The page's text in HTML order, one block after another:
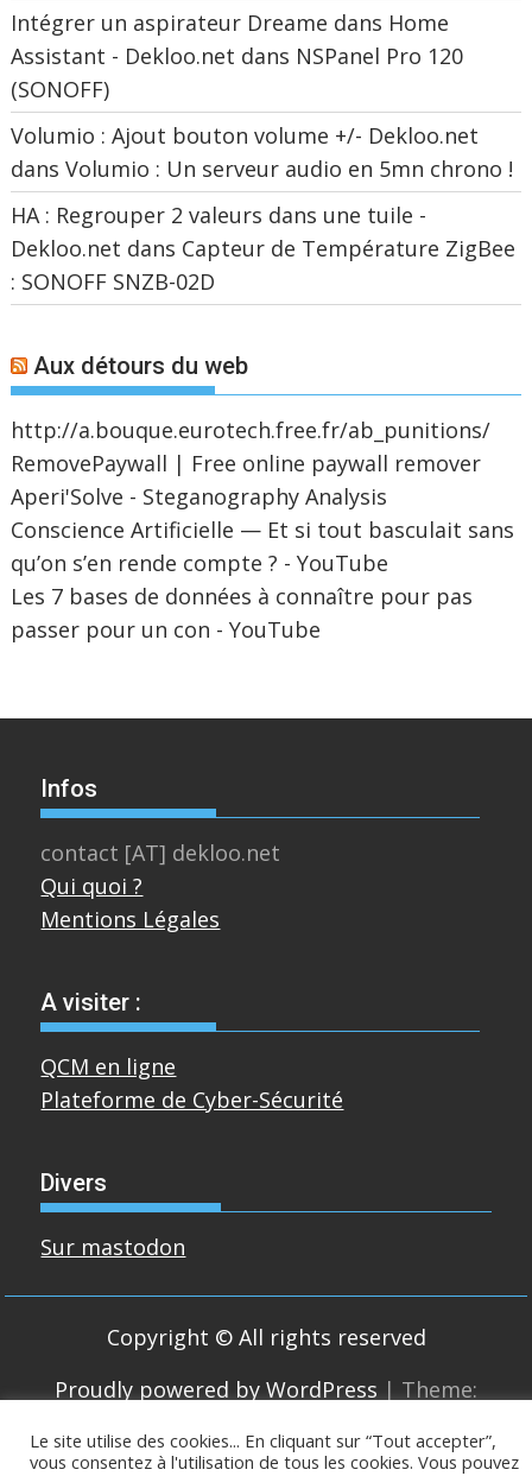
Intégrer un aspirateur Dreame dans Home
Assistant - Dekloo.net dans NSPanel Pro 120
(SONOFF)
Volumio : Ajout bouton volume +/- Dekloo.net
dansVolumio : Un serveur audio en 5mn chrono !
HA : Regrouper 2 valeurs dans une tuile -
Dekloo.net dans Capteur de Température ZigBee
: SONOFF SNZB-02D
Aux détours du web
http://a.bouque.eurotech.free.fr/ab_punitions/
RemovePaywall | Free online paywall remover
Aperi'Solve - Steganography Analysis
Conscience Artificielle — Et si tout basculait sans
qu’on s’en rende compte ? - YouTube
Les 7 bases de données à connaître pour pas
passer pour un con - YouTube
Infos
contact [AT] dekloo.net
Qui quoi ?
Mentions Légales
A visiter :
QCM en ligne
Plateforme de Cyber-Sécurité
Divers
Sur mastodon
Copyright © All rights reserved
Proudly powered by WordPress | Theme:
Le site utilise des cookies... En cliquant sur “Tout accepter”,
vous consentez à l'utilisation de tous les cookies. Vous pouvez